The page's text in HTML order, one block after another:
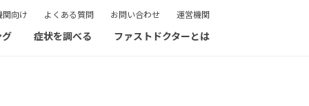
関向け よくある質問 お問い合わせ 運営機関
症状を調べる ファストドクターとは